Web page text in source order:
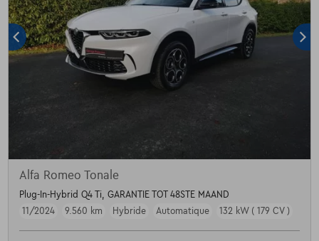
Alfa Romeo Tonale
Plug-In-Hybrid Q4 Ti, GARANTIE TOT 48STE MAAND
11/2024
9.560 km Hybride Automatique 132 kW ( 179 CV )